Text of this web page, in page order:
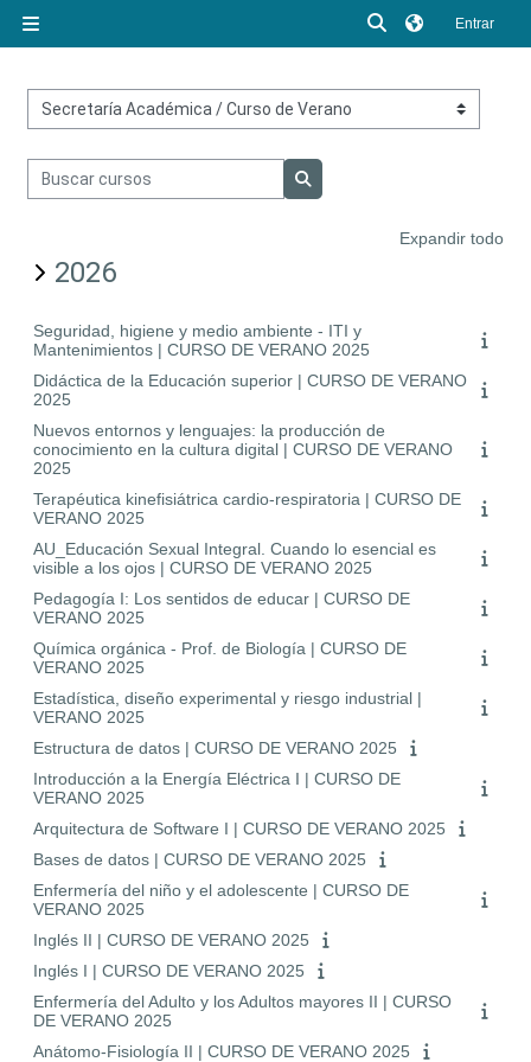
Selector de
Entrar
Categorías
Buscar cursos
Expandir todo
2026
Seguridad, higiene y medio ambiente - ITI y
Mantenimientos | CURSO DE VERANO 2025
Didáctica de la Educación superior | CURSO DE VERANO
2025
Nuevos entornos y lenguajes: la producción de
conocimiento en la cultura digital | CURSO DE VERANO
2025
Terapéutica kinefisiátrica cardio-respiratoria | CURSO DE
VERANO 2025
AU_Educación Sexual Integral. Cuando lo esencial es
visible a los ojos | CURSO DE VERANO 2025
Pedagogía I: Los sentidos de educar | CURSO DE
VERANO 2025
Química orgánica - Prof. de Biología | CURSO DE
VERANO 2025
Estadística, diseño experimental y riesgo industrial |
VERANO 2025
Estructura de datos | CURSO DE VERANO 2025
Introducción a la Energía Eléctrica I | CURSO DE
VERANO 2025
Arquitectura de Software I | CURSO DE VERANO 2025
Bases de datos | CURSO DE VERANO 2025
Enfermería del niño y el adolescente | CURSO DE
VERANO 2025
Inglés II | CURSO DE VERANO 2025
Inglés I | CURSO DE VERANO 2025
Enfermería del Adulto y los Adultos mayores II | CURSO
DE VERANO 2025
Anátomo-Fisiología II | CURSO DE VERANO 2025